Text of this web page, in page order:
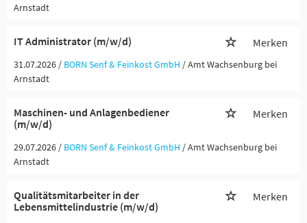
Arnstadt
IT Administrator (m/w/d) Merken
31.07.2026 / BORN Senf & Feinkost GmbH / Amt Wachsenburg bei
Arnstadt
Maschinen- und Anlagenbediener
(m/w/d)
Merken
29.07.2026 / BORN Senf & Feinkost GmbH / Amt Wachsenburg bei
Arnstadt
Qualitätsmitarbeiter in der
Lebensmittelindustrie (m/w/d)
Merken